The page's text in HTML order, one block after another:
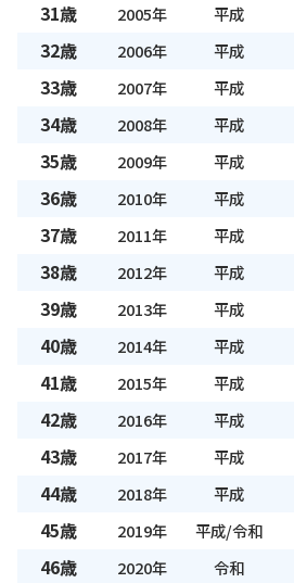
31歳 2005年 平成
32歳 2006年 平成
33歳 2007年 平成
34歳 2008年 平成
35歳 2009年 平成
36歳 2010年 平成
37歳 2011年 平成
38歳 2012年 平成
39歳 2013年 平成
40歳 2014年 平成
41歳 2015年 平成
42歳 2016年 平成
43歳 2017年 平成
44歳 2018年 平成
45歳 2019年 平成/令和
46歳 2020年 令和